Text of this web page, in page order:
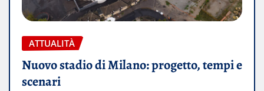
ATTUALITÀ
Nuovo stadio di Milano: progetto, tempi e
scenari